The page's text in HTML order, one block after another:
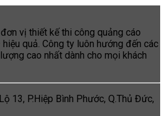
vị thiết kế thi công quảng cáo
quả. Công ty luôn hướng đến các
cao nhất dành cho mọi khách
13, P.Hiệp Bình Phước, Q.Thủ Đức,